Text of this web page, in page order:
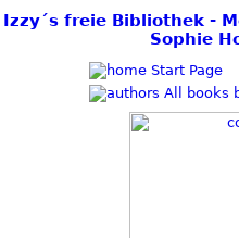
Izzy´s freie Bibliothek -
Sophie
Start Page
All books